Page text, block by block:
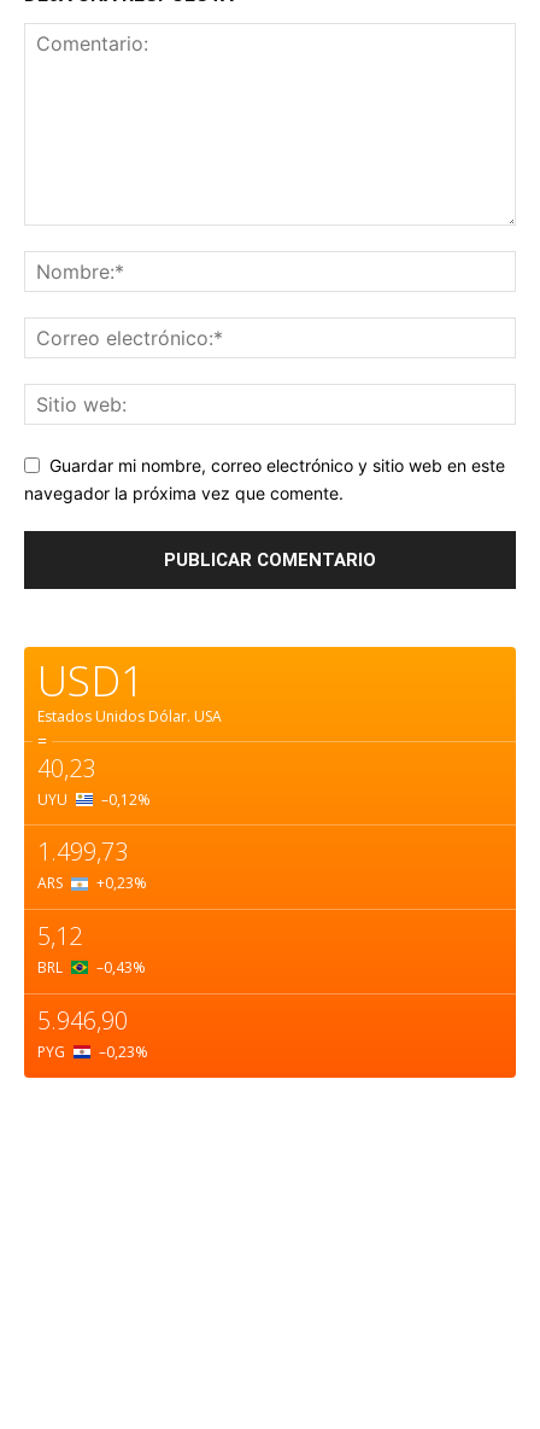
Guardar mi nombre, correo electrónico y sitio web en este
navegador la próxima vez que comente.
USD1
Estados Unidos Dólar. USA
=
40,23
UYU –0,12%
1.499,73
ARS +0,23%
5,12
BRL –0,43%
5.946,90
PYG –0,23%